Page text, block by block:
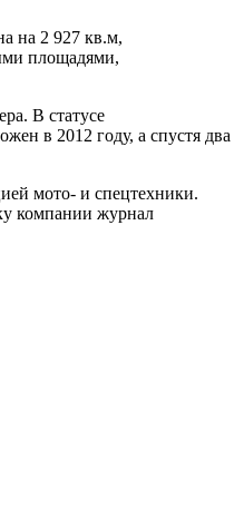
на 2 927 кв.м,
площадями,
В статусе
в 2012 году, а спустя два
мото- и спецтехники.
компании журнал